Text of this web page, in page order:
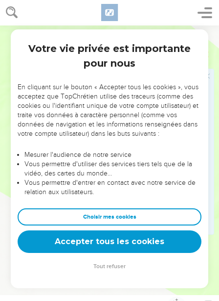
Hébreux 11
David, de Samuel et des prophètes.
33 Par la foi, ils ont vaincu des royaumes, exercé la justice,
obtenu la réalisation de promesses, fermé la gueule de lions,
éteint la puissance du feu, échappé au tranchant de
l'épée, repris des forces après une maladie, été vaillants à la
guerre, mis en fuite des armées étrangères.
Des femmes ont retrouvé leurs morts par la résurrection.
D'autres ont été torturés et n'ont pas accepté de délivrance
afin d'obtenir une meilleure résurrection.
D'autres encore ont subi les moqueries et le fouet, les
chaînes et la prison.
tués par l'épée. Ils sont allés d’un endroit à l’autre, habillés
de peaux de brebis ou de chèvre, privés de tout, persécutés,
maltraités,
38
déserts et les montagnes, dans les grottes et les abris de la
terre.
Tous ceux-là, bien qu’ayant reçu un bon témoignage
grâce à leur foi, n'ont pas obtenu ce qui leur était promis,
car Dieu avait en vue quelque chose de meilleur pour
Votre vie privée est importante
pour nous
En cliquant sur le bouton « Accepter tous les cookies », vous
acceptez que TopChrétien utilise des traceurs (comme des
cookies ou l'identifiant unique de votre compte utilisateur) et
traite vos données à caractère personnel (comme vos
données de navigation et les informations renseignées dans
votre compte utilisateur) dans les buts suivants :
Mesurer l'audience de notre service
Vous permettre d'utiliser des services tiers tels que de la
vidéo, des cartes du monde…
Vous permettre d'entrer en contact avec notre service de
relation aux utilisateurs.
Choisir mes cookies
Accepter tous les cookies
Tout refuser